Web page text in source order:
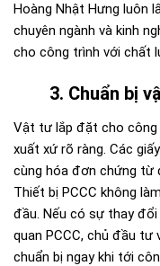
Hoàng Nhật Hưng luôn
chuyên ngành và kinh
cho công trình với chất
3. Chuẩn bị
Vật tư lắp đặt cho công
xuất xứ rõ ràng. Các
cùng hóa đơn chứng từ
Thiết bị PCCC không
đầu. Nếu có sự thay
quan PCCC, chủ đầu
chuẩn bị ngay khi tới